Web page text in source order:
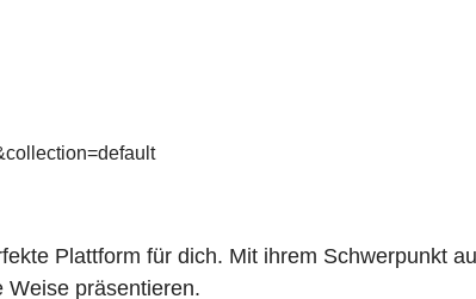
Plattform für dich. Mit ihrem Schwerpunkt
Weise präsentieren.